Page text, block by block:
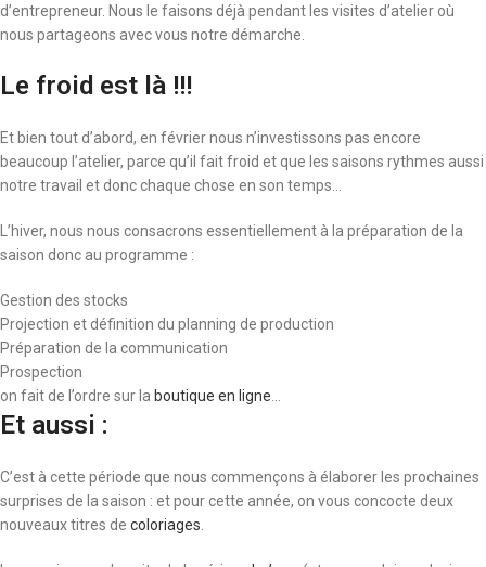
d’entrepreneur. Nous le faisons déjà pendant les visites d’atelier où
nous partageons avec vous notre démarche.
Le froid est là !!!
Et bien tout d’abord, en février nous n’investissons pas encore
beaucoup l’atelier, parce qu’il fait froid et que les saisons rythmes aussi
notre travail et donc chaque chose en son temps…
L’hiver, nous nous consacrons essentiellement à la préparation de la
saison donc au programme :
Gestion des stocks
Projection et définition du planning de production
Préparation de la communication
Prospection
on fait de l’ordre sur la boutique en ligne
Et aussi :
C’est à cette période que nous commençons à élaborer les prochaines
surprises de la saison : et pour cette année, on vous concocte deux
nouveaux titres de coloriages